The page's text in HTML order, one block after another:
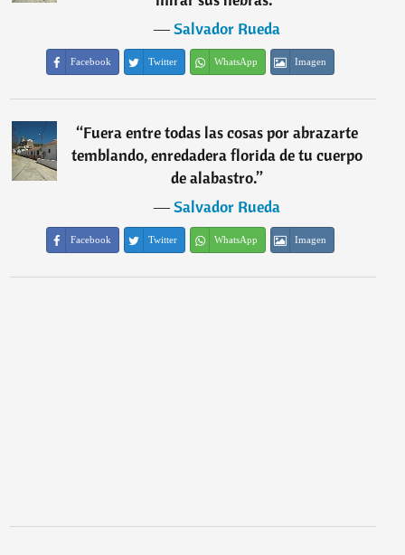
―Salvador Rueda
Facebook Twitter WhatsApp Imagen
“Fuera entre todas las cosas por abrazarte
temblando, enredadera florida de tu cuerpo
de alabastro.”
―Salvador Rueda
Facebook Twitter WhatsApp Imagen